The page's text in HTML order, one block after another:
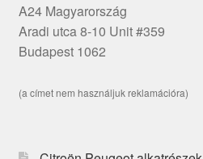
A24 Magyarország
Aradi utca 8-10 Unit #359
Budapest 1062
(a címet nem használjuk reklamációra)